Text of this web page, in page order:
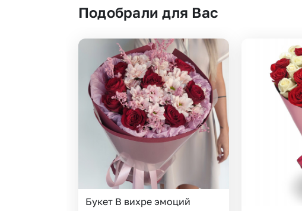
Подобрали для Вас
Букет В вихре эмоций